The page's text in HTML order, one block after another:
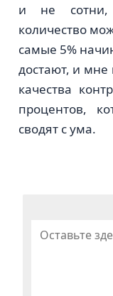
и не сотни,
количество
самые 5%
достают, и
качества
процентов,
сводят с ума.